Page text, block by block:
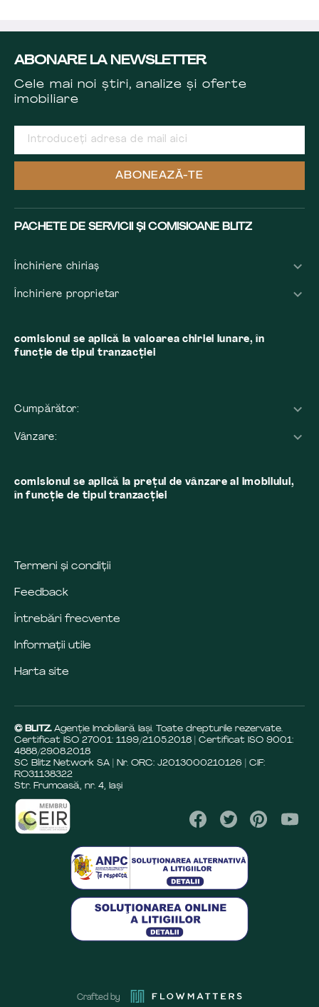
ABONARE LA NEWSLETTER
Cele mai noi știri, analize și oferte
imobiliare
ABONEAZĂ-TE
PACHETE DE SERVICII ȘI COMISIOANE BLITZ
Închiriere chiriaș
Închiriere proprietar
comisionul se aplică la valoarea chiriei lunare, în
funcție de tipul tranzacției
Cumpărător:
Vânzare:
comisionul se aplică la preţul de vânzare al imobilului,
în funcţie de tipul tranzacţiei
Termeni și condiții
Feedback
Întrebări frecvente
Informații utile
Harta site
© BLITZ. Agenție Imobiliară Iaşi. Toate drepturile rezervate.
Certificat ISO 27001: 1199/21.05.2018 | Certificat ISO 9001:
4888/29.08.2018
SC Blitz Network SA | Nr. ORC: J2013000210126 | CIF:
RO31138322
Str. Frumoasă, nr. 4, Iași
Crafted by